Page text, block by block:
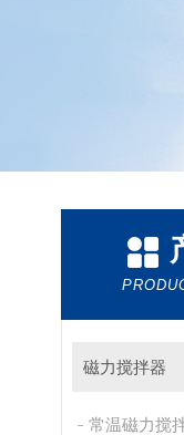
磁力搅拌器
常温磁力搅